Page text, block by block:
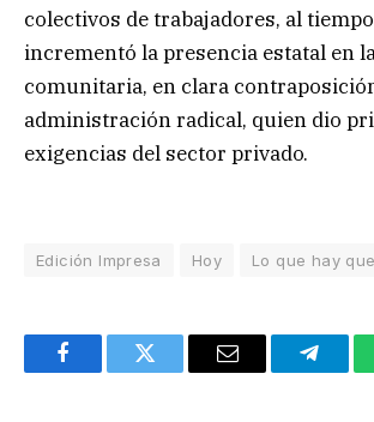
colectivos de trabajadores, al
incrementó la presencia estatal en
comunitaria, en clara
administración radical, quien dio
exigencias del sector privado.
Edición Impresa Hoy Lo que hay
FacebookTwitter Email